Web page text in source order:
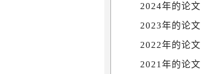
2024年的论文
2023年的论文
2022年的论文
2021年的论文